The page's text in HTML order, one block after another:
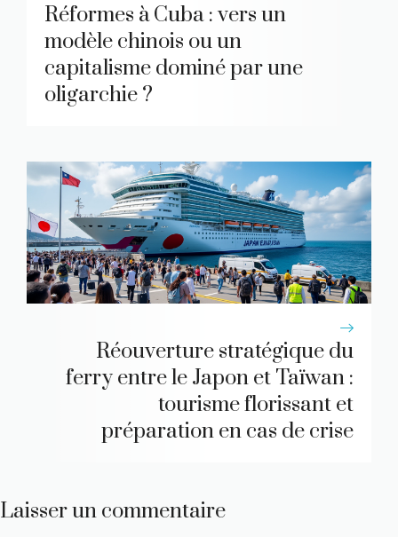
Réformes à Cuba : vers un
modèle chinois ou un
capitalisme dominé par une
oligarchie ?
Réouverture stratégique du
ferry entre le Japon et Taïwan :
tourisme florissant et
préparation en cas de crise
Laisser un commentaire